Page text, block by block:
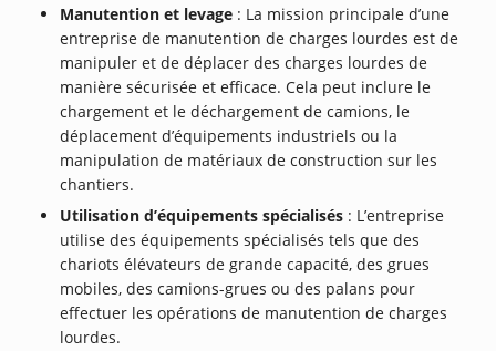
Manutention et levage : La mission principale d’une
entreprise de manutention de charges lourdes est de
manipuler et de déplacer des charges lourdes de
manière sécurisée et efficace. Cela peut inclure le
chargement et le déchargement de camions, le
déplacement d’équipements industriels ou la
manipulation de matériaux de construction sur les
chantiers.
Utilisation d’équipements spécialisés : L’entreprise
utilise des équipements spécialisés tels que des
chariots élévateurs de grande capacité, des grues
mobiles, des camions-grues ou des palans pour
effectuer les opérations de manutention de charges
lourdes.